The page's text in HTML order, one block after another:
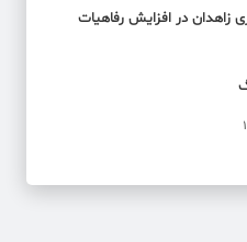
زاهدان در افزایش رفاهیات